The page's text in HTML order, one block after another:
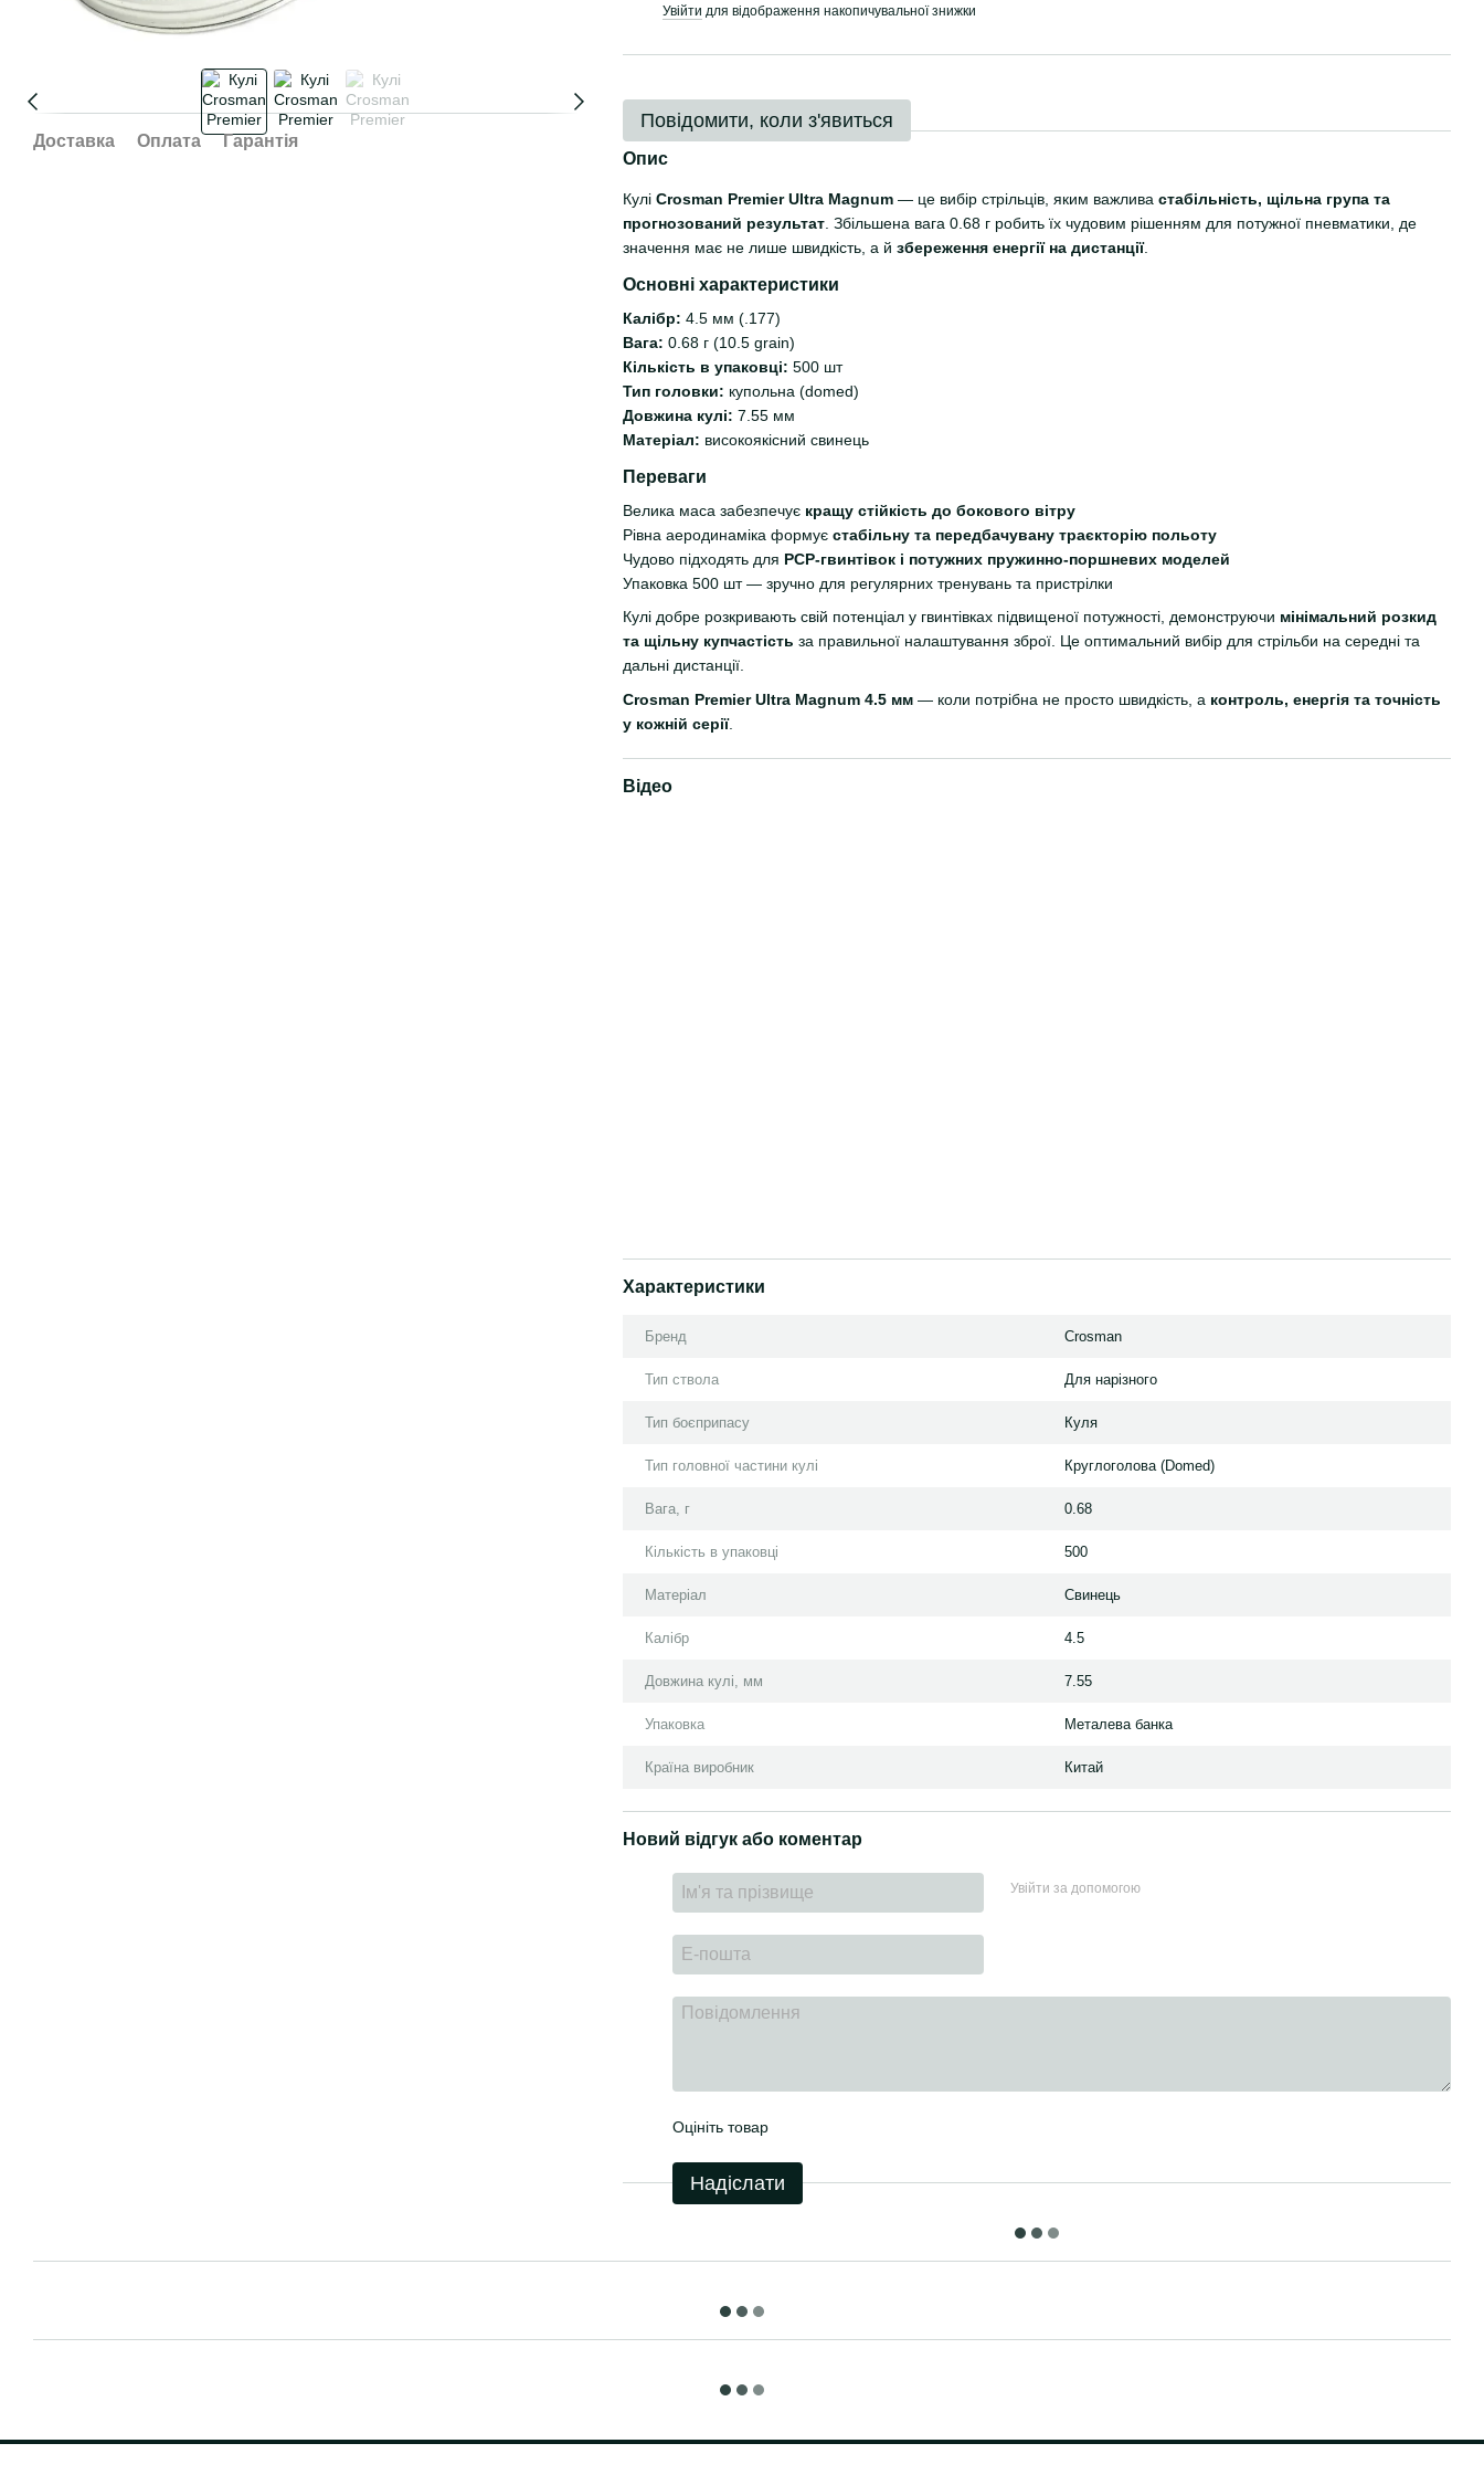
Доставка Оплата Гарантія
Увійти для відображення накопичувальної знижки
Повідомити, коли з'явиться
Опис
Кулі Crosman Premier Ultra Magnum— це вибір стрільців, яким важлива стабільність, щільна група та
прогнозований результат. Збільшена вага 0.68 г робить їх чудовим рішенням для потужної пневматики, де
значення має не лише швидкість, а й збереження енергії на дистанції.
Основні характеристики
Калібр: 4.5 мм (.177)
Вага: 0.68 г (10.5 grain)
Кількість в упаковці: 500 шт
Тип головки: купольна (domed)
Довжина кулі: 7.55 мм
Матеріал: високоякісний свинець
Переваги
Велика маса забезпечує кращу стійкість до бокового вітру
Рівна аеродинаміка формує стабільну та передбачувану траєкторію польоту
Чудово підходять для PCP-гвинтівок і потужних пружинно-поршневих моделей
Упаковка 500 шт — зручно для регулярних тренувань та пристрілки
Кулі добре розкривають свій потенціал у гвинтівках підвищеної потужності, демонструючи мінімальний розкид
та щільну купчастість за правильної налаштування зброї. Це оптимальний вибір для стрільби на середні та
дальні дистанції.
Crosman Premier Ultra Magnum 4.5 мм— коли потрібна не просто швидкість, а контроль, енергія та точність
у кожній серії.
Відео
Характеристики
Бренд Crosman
Тип ствола Для нарізного
Тип боєприпасу Куля
Тип головної частини кулі Круглоголова (Domed)
Вага, г 0.68
Кількість в упаковці 500
Матеріал Свинець
Калібр 4.5
Довжина кулі, мм 7.55
Упаковка Металева банка
Країна виробник Китай
Новий відгук або коментар
Увійти за допомогою
Оцініть товар
Надіслати